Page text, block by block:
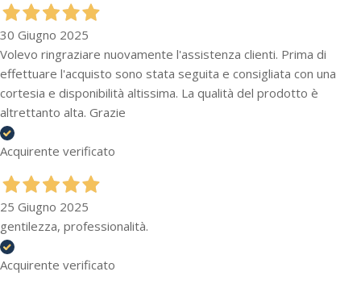
30 Giugno 2025
Volevo ringraziare nuovamente l'assistenza clienti. Prima di
effettuare l'acquisto sono stata seguita e consigliata con una
cortesia e disponibilità altissima. La qualità del prodotto è
altrettanto alta. Grazie
Acquirente verificato
25 Giugno 2025
gentilezza, professionalità.
Acquirente verificato